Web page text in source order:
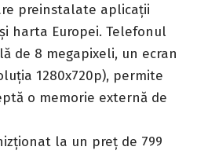
preinstalate aplicaţii
harta Europei. Telefonul
de 8 megapixeli, un ecran
1280x720p), permite
o memorie externă de
la un preţ de 799